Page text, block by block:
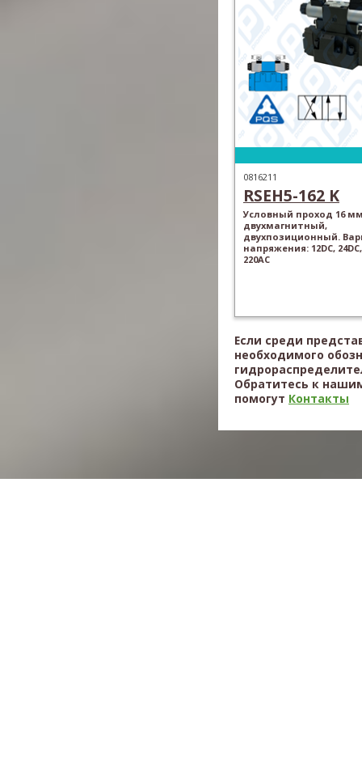
0816211
RSEH5-162 K
Условный проход 16
двухмагнитный,
двухпозиционный.
напряжения: 12DC, 24DC,
220AC
Если среди
необходимого
Обратитесь к
помогут Контакты